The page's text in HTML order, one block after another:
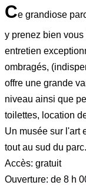
Ce grandiose
y prenez bien
entretien
ombragés,
offre une grande
niveau ainsi que
toilettes, location
Un musée sur l'art
tout au sud du parc.
Accès: gratuit
Ouverture: de 8 h